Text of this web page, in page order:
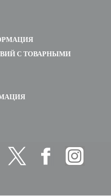
3.4
С ТОВАРНЫМИ